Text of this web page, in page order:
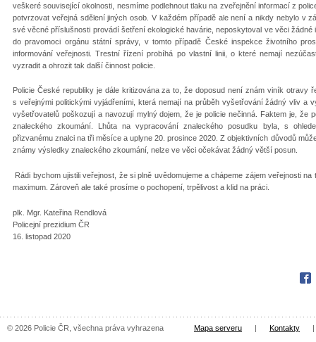
veškeré související okolnosti, nesmíme podlehnout tlaku na zveřejnění informací z
potvrzovat veřejná sdělení jiných osob. V každém případě ale není a nikdy nebylo v
své věcné příslušnosti provádí šetření ekologické havárie, neposkytoval ve věci
do pravomoci orgánu státní správy, v tomto případě České inspekce životního
informování veřejnosti. Trestní řízení probíhá po vlastní linii, o které nemají
vyzradit a ohrozit tak další činnost policie.
Policie České republiky je dále kritizována za to, že doposud není znám viník otravy
s veřejnými politickými vyjádřeními, která nemají na průběh vyšetřování žádný vliv a
vyšetřovatelů poškozují a navozují mylný dojem, že je policie nečinná. Faktem je, že
znaleckého zkoumání. Lhůta na vypracování znaleckého posudku byla, s
přizvanému znalci na tři měsíce a uplyne 20. prosince 2020. Z objektivních důvodů
známy výsledky znaleckého zkoumání, nelze ve věci očekávat žádný větší posun.
Rádi bychom ujistili veřejnost, že si plně uvědomujeme a chápeme zájem veřejnosti
maximum. Zároveň ale také prosíme o pochopení, trpělivost a klid na práci.
plk. Mgr. Kateřina Rendlová
Policejní prezidium ČR
16. listopad 2020
© 2026 Policie ČR, všechna práva vyhrazena Mapa serveru | Kontakty |